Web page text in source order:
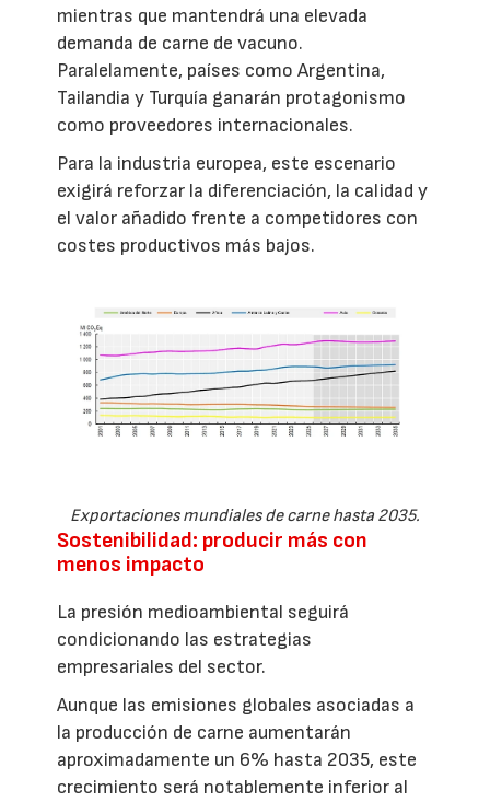
mientras que mantendrá una elevada
demanda de carne de vacuno.
Paralelamente, países como Argentina,
Tailandia y Turquía ganarán protagonismo
como proveedores internacionales.
Para la industria europea, este escenario
exigirá reforzar la diferenciación, la calidad y
el valor añadido frente a competidores con
costes productivos más bajos.
Exportaciones mundiales de carne hasta 2035.
Sostenibilidad: producir más con
menos impacto
La presión medioambiental seguirá
condicionando las estrategias
empresariales del sector.
Aunque las emisiones globales asociadas a
la producción de carne aumentarán
aproximadamente un 6% hasta 2035, este
crecimiento será notablemente inferior al